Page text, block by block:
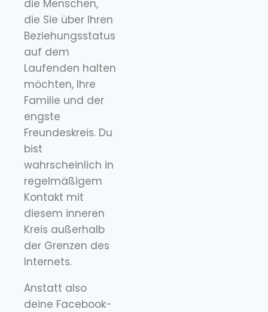
die Menschen,
die Sie über Ihren
Beziehungsstatus
auf dem
Laufenden halten
möchten, Ihre
Familie und der
engste
Freundeskreis. Du
bist
wahrscheinlich in
regelmäßigem
Kontakt mit
diesem inneren
Kreis außerhalb
der Grenzen des
Internets.
Anstatt also
deine Facebook-